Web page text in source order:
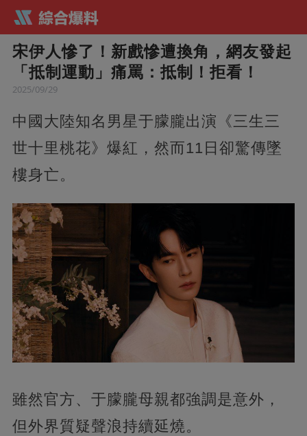
宋伊人慘了！新戲慘遭換角，網友發起
「抵制運動」痛罵：抵制！拒看！
2025/09/29
中國大陸知名男星于朦朧出演《三生三
世十里桃花》爆紅，然而11日卻驚傳墜
樓身亡。
雖然官方、于朦朧母親都強調是意外，
但外界質疑聲浪持續延燒。